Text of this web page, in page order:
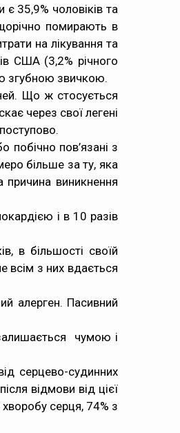
35,9% чоловіків та
помирають в
на лікування та
США (3,2% річного
згубною звичкою.
Що ж стосується
через свої легені
пов’язані з
більше за ту, яка
виникнення
і в 10 разів
в більшості своїй
всім з них вдається
алерген. Пасивний
чумою і
серцево-судинних
відмови від цієї
серця, 74% з